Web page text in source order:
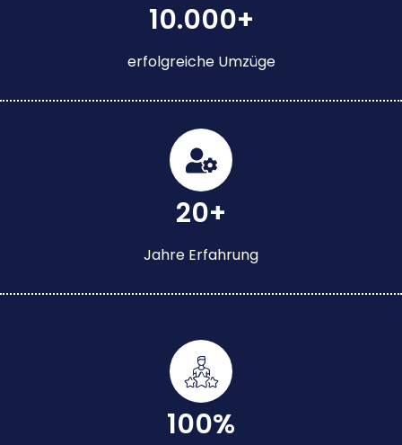
10.000+
erfolgreiche Umzüge
20+
Jahre Erfahrung
100%